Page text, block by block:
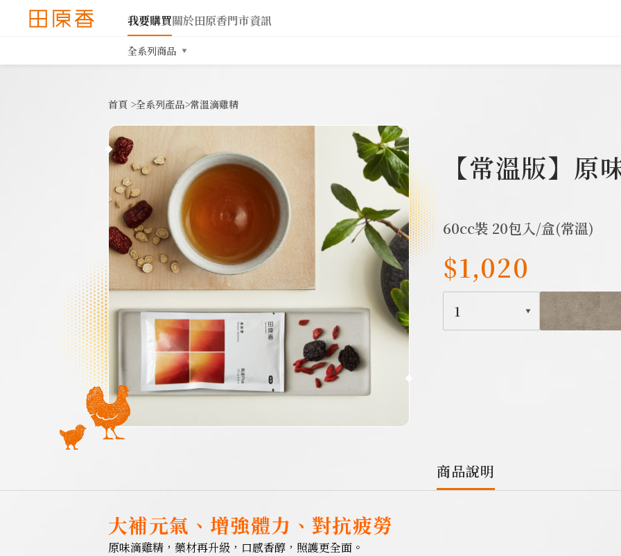
我要購買關於田原香門市資訊
全系列商品
首頁 >全系列產品>常溫滴雞精
【常溫版】原
60cc裝 20包入/盒(常溫)
$1,020
1
商品說明
大補元氣、增強體力、對抗疲勞
原味滴雞精，藥材再升級，口感香醇，照護更全面。